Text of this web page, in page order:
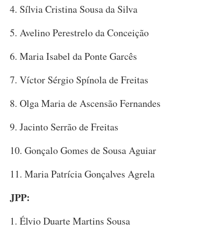
4. Sílvia Cristina Sousa da Silva
5. Avelino Perestrelo da Conceição
6. Maria Isabel da Ponte Garcês
7. Víctor Sérgio Spínola de Freitas
8. Olga Maria de Ascensão Fernandes
9. Jacinto Serrão de Freitas
10. Gonçalo Gomes de Sousa Aguiar
11. Maria Patrícia Gonçalves Agrela
JPP:
1. Élvio Duarte Martins Sousa